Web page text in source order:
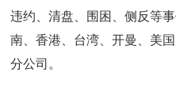
违约、清盘、围困、侧反等
南、香港、台湾、开曼、美
分公司。